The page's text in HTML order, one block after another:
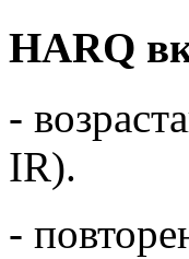
HARQ
-
IR).
-